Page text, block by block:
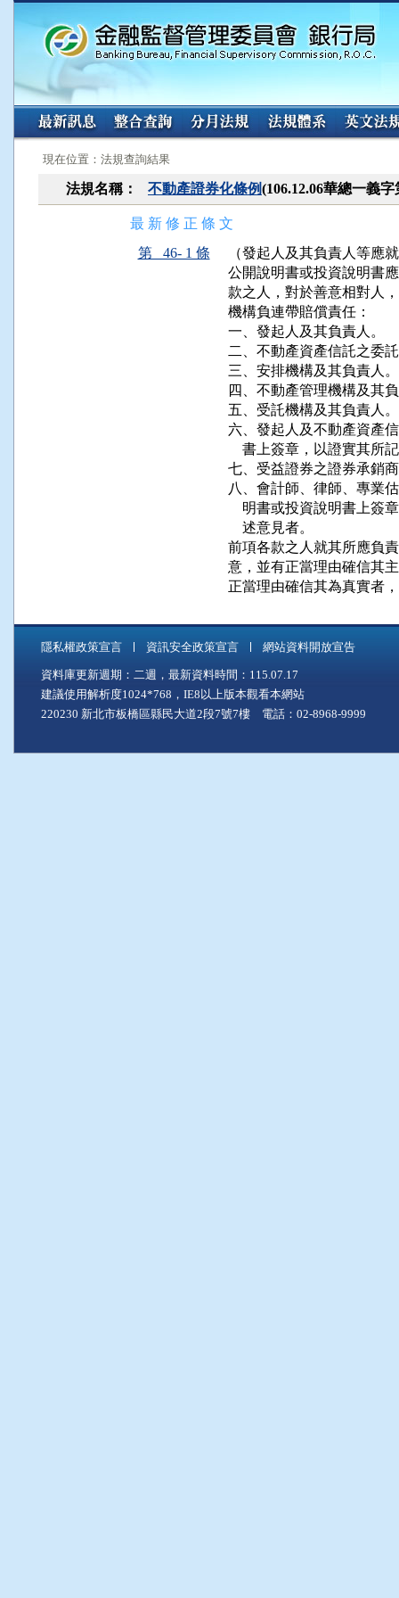
:::
現在位置：法規查詢結果
法規名稱： 不動產證券化條例(106.12.06華總一義
最 新 修 正 條 文
第 46- 1 條
（發起人及其負責人等應
公開說明書或投資說明書
款之人，對於善意相對人
機構負連帶賠償責任：
一、發起人及其負責人。
二、不動產資產信託之委
三、安排機構及其負責人。
四、不動產管理機構及其
五、受託機構及其負責人。
六、發起人及不動產資產
書上簽章，以證實其所
七、受益證券之證券承銷
八、會計師、律師、專業
明書或投資說明書上
    述意見者。
前項各款之人就其所應負
意，並有正當理由確信其
正當理由確信其為真實者
隱私權政策宣言 資訊安全政策宣言 網站資料開放宣告
資料庫更新週期：二週，最新資料時間：115.07.17
建議使用解析度1024*768，IE8以上版本觀看本網站
220230 新北市板橋區縣民大道2段7號7樓 電話：02-8968-9999